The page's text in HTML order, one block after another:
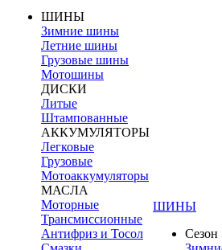
ШИНЫ
Зимние шины
Летние шины
Грузовые шины
Мотошины
ДИСКИ
Литые
Штампованные
АККУМУЛЯТОРЫ
Легковые
Грузовые
Мотоаккумуляторы
МАСЛА
Моторные
Трансмиссионные
Антифриз и Тосол
ШИНЫ
Сезон